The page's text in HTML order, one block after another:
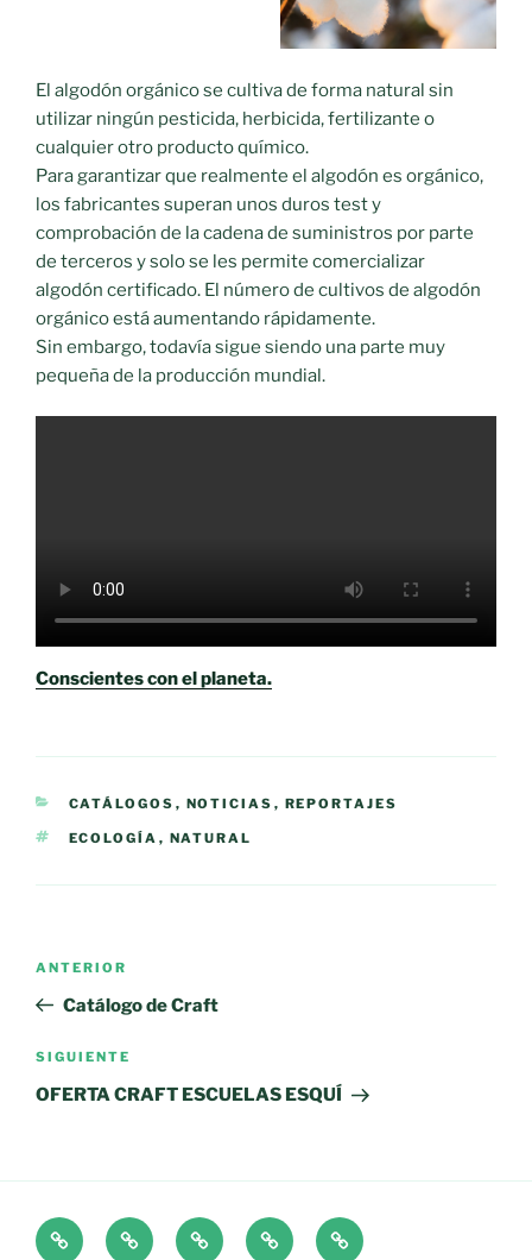
El algodón orgánico se cultiva de forma natural sin
utilizar ningún pesticida, herbicida, fertilizante o
cualquier otro producto químico.
Para garantizar que realmente el algodón es orgánico,
los fabricantes superan unos duros test y
comprobación de la cadena de suministros por parte
de terceros y solo se les permite comercializar
algodón certificado. El número de cultivos de algodón
orgánico está aumentando rápidamente.
Sin embargo, todavía sigue siendo una parte muy
pequeña de la producción mundial.
Conscientes con el planeta.
CATEGORÍAS
CATÁLOGOS , NOTICIAS , REPORTAJES
ETIQUETAS
ECOLOGÍA , NATURAL
entradas
Entrada
anterior:
ANTERIOR
Catálogo de Craft
Siguiente
entrada
SIGUIENTE
OFERTA CRAFT ESCUELAS ESQUÍ
CATÁLOGOSDISEÑOTALLERES¿QUÉ
CONTACTO